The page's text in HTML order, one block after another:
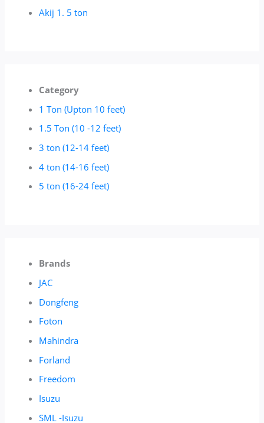
Akij 1. 5 ton
Category
1 Ton (Upton 10 feet)
1.5 Ton (10 -12 feet)
3 ton (12-14 feet)
4 ton (14-16 feet)
5 ton (16-24 feet)
Brands
JAC
Dongfeng
Foton
Mahindra
Forland
Freedom
Isuzu
SML -Isuzu